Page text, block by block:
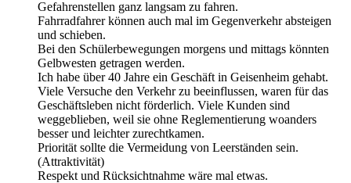
Gefahrenstellen ganz langsam zu fahren.
Fahrradfahrer können auch mal im Gegenverkehr absteigen
und schieben.
Bei den Schülerbewegungen morgens und mittags könnten
Gelbwesten getragen werden.
Ich habe über 40 Jahre ein Geschäft in Geisenheim gehabt.
Viele Versuche den Verkehr zu beeinflussen, waren für das
Geschäftsleben nicht förderlich. Viele Kunden sind
weggeblieben, weil sie ohne Reglementierung woanders
besser und leichter zurechtkamen.
Priorität sollte die Vermeidung von Leerständen sein.
(Attraktivität)
Respekt und Rücksichtnahme wäre mal etwas.